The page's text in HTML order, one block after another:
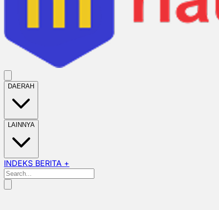
DAERAH
LAINNYA
INDEKS BERITA +